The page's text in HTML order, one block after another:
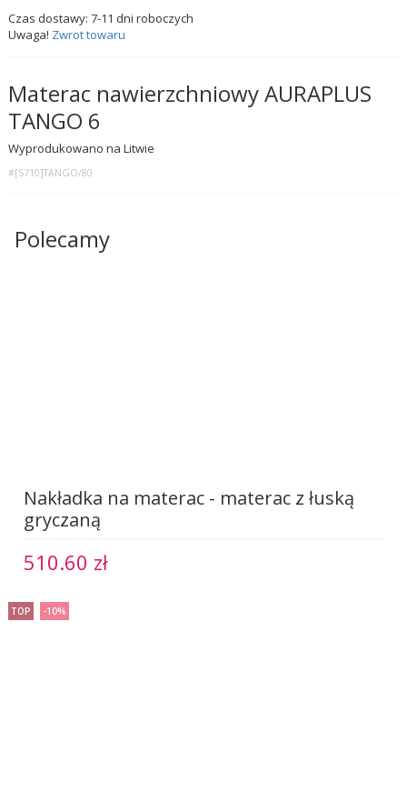
Czas dostawy:7-11 dni roboczych
Uwaga! Zwrot towaru
Materac nawierzchniowy AURAPLUS
TANGO 6
Wyprodukowano na Litwie
#[S710]TANGO/80
Polecamy
Nakładka na materac - materac z łuską
gryczaną
510.60 zł
TOP -10%